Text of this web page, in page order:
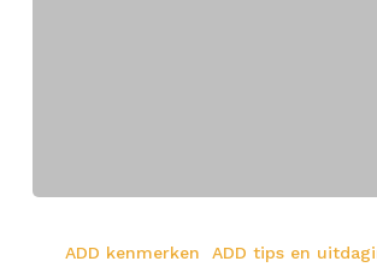
metADD kenmerken ADD tips en